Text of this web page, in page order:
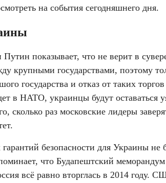
на события сегодняшнего дня.
показывает, что не верит в
крупными государствами, поэтому
государства и отказ от таких
в НАТО, украинцы будут оставаться
сколько раз московские лидеры
безопасности для Украины не
что Будапештский меморандум
всё равно вторглась в 2014 году.